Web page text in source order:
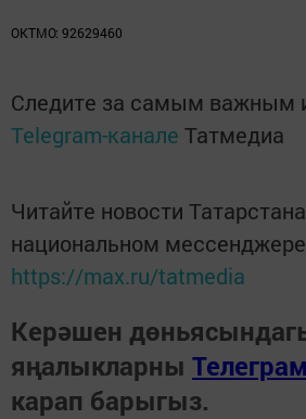
ОКТМО: 92629460
Следите за самым важным
Telegram-канале Татмедиа
Читайте новости
национальном
https://max.ru/tatmedia
Керәшен
яңалыкларны
карап барыгыз.